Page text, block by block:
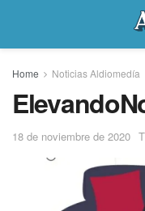
Home Noticias Aldiomedía
18 de noviembre de 2020